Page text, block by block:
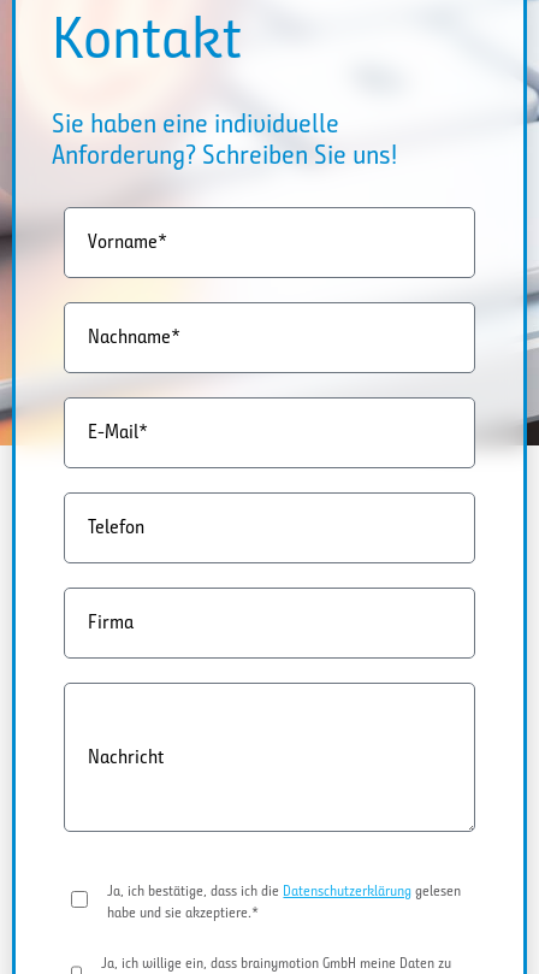
Kontakt
Sie haben eine individuelle
Anforderung? Schreiben Sie uns!
Vorname*
Nachname*
E-Mail*
Telefon
Firma
Nachricht
Ja, ich bestätige, dass ich die Datenschutzerklärung gelesen
habe und sie akzeptiere.*
Ja, ich willige ein, dass brainymotion GmbH meine Daten zu